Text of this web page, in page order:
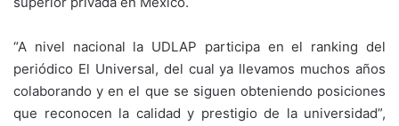
“A nivel nacional la UDLAP participa en el ranking del
periódico El Universal, del cual ya llevamos muchos años
colaborando y en el que se siguen obteniendo posiciones
que reconocen la calidad y prestigio de la universidad”,